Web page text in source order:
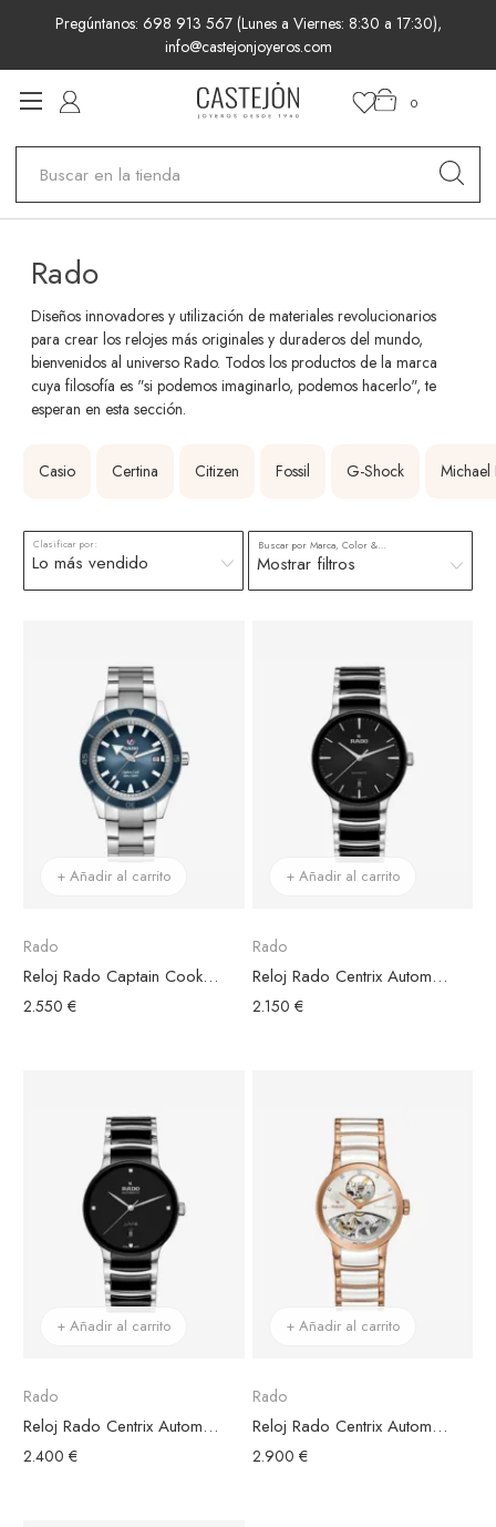
Pregúntanos: 698 913 567 (Lunes a Viernes: 8:30 a 17:30),
info@castejonjoyeros.com
0
Rado
Diseños innovadores y utilización de materiales revolucionarios
para crear los relojes más originales y duraderos del mundo,
bienvenidos al universo Rado. Todos los productos de la marca
cuya filosofía es "si podemos imaginarlo, podemos hacerlo", te
esperan en esta sección.
Casio Certina Citizen Fossil G-Shock Michael
Clasificar por: Buscar por Marca, Color & más
Mostrar filtros
+ Añadir al carrito
Rado
Reloj Rado Captain Cook Automático Esfera Azul
2.550 €
+ Añadir al carrito
Rado
Reloj Rado Centrix Automático
2.150 €
+ Añadir al carrito
Rado
Reloj Rado Centrix Automático Diamonds
2.400 €
+ Añadir al carrito
Rado
Reloj Rado Centrix Automático Diamonds Open Heart
2.900 €